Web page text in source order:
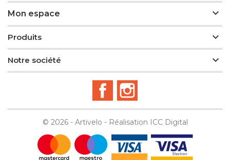
Mon espace 
Produits 
Notre société 
Facebook
© 2026 - Artivelo - Réalisation ICC Digital